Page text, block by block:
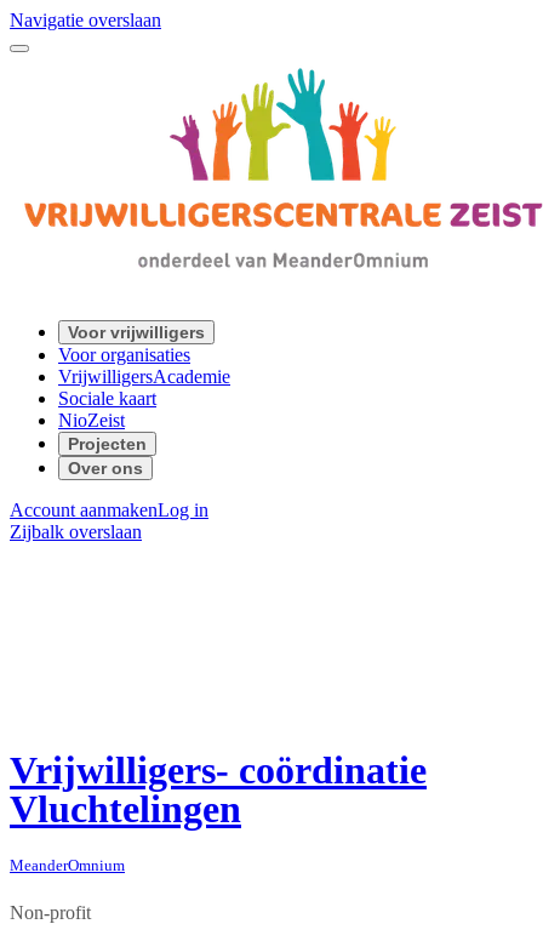
Navigatie overslaan
Voor vrijwilligers
Voor organisaties
VrijwilligersAcademie
Sociale kaart
NioZeist
Projecten
Over ons
Account aanmakenLog in
Zijbalk overslaan
Vrijwilligers- coördinatie
Vluchtelingen
MeanderOmnium
Non-profit